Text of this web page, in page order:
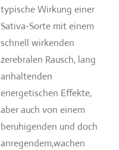
typische Wirkung einer
Sativa-Sorte mit einem
schnell wirkenden
zerebralen Rausch, lang
anhaltenden
energetischen Effekte,
aber auch von einem
beruhigenden und doch
anregendem,wachen